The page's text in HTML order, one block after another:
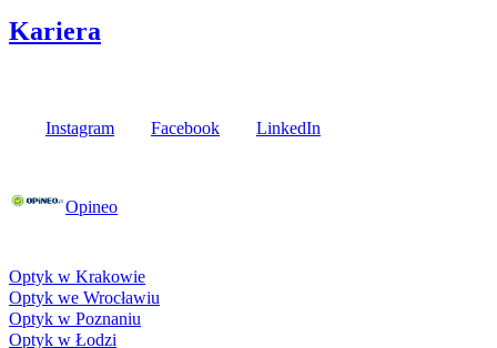
Kariera
Instagram Facebook LinkedIn
Opineo
Optyk w Krakowie
Optyk we Wrocławiu
Optyk w Poznaniu
Optyk w Łodzi